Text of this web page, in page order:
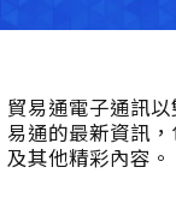
貿易通電子通訊
易通的最新資訊
及其他精彩內容。